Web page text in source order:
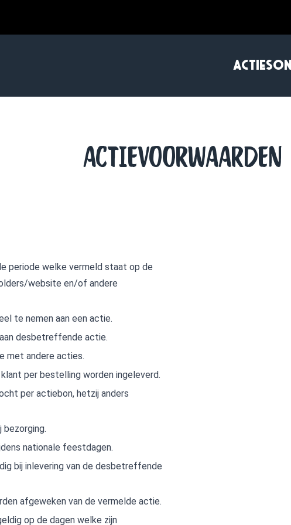
ACTIES
ACTIEVOORWAARDEN
periode welke vermeld staat op de
website en/of andere
te nemen aan een actie.
desbetreffende actie.
met andere acties.
per bestelling worden ingeleverd.
per actiebon, hetzij anders
nationale feestdagen.
bij inlevering van de desbetreffende
afgeweken van de vermelde actie.
op de dagen welke zijn